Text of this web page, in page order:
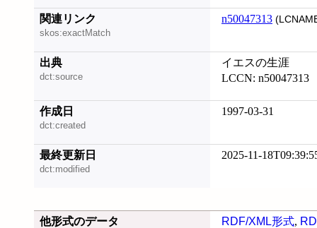
関連リンク
skos:exactMatch
n50047313
出典
dct:source
イエスの生涯
LCCN: n50047313
作成日
dct:created
1997-03-31
最終更新日
dct:modified
2025-11-
他形式のデータ RDF/XML形式,